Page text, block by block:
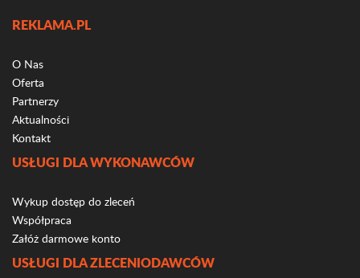
REKLAMA.PL
O Nas
Oferta
Partnerzy
Aktualności
Kontakt
USŁUGI DLA WYKONAWCÓW
Wykup dostęp do zleceń
Współpraca
Załóż darmowe konto
USŁUGI DLA ZLECENIODAWCÓW